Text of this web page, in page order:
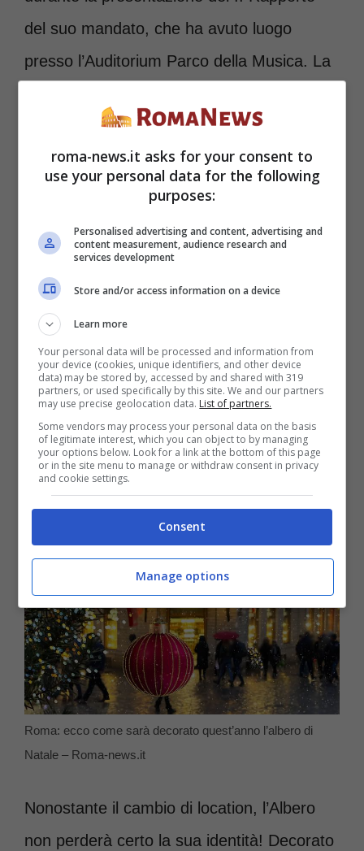
del suo mandato, che ha avuto luogo
presso l’Auditorium Parco della Musica. La
è stata necessaria a causa degli
attuali lavori per la realizzazione della
nuova stazione della metro C.
L’iconicoAlbero di Natale capitolino
troverà dunque la sua nuova dimora a
Piazza del Popolo
opposto rispetto al Pincio. Un’inedita
collocazione, questa, che offrirà ai cittadini
e ai turisti provenienti da tutto il mondo una
prospettiva nuova, ma altrettanto
suggestiva.
Roma: ecco come sarà decorato quest’anno l’albero di
Natale – Roma-news.it
Nonostante il cambio di location, l’Albero
non perderà certo la sua identità! Decorato
roma-news.it asks for your consent to
use your personal data for the following
purposes:
Personalised advertising and content, advertising and
content measurement, audience research and
services development
Store and/or access information on a device
Learn more
Your personal data will be processed and information from
your device (cookies, unique identifiers, and other device
data) may be stored by, accessed by and shared with 319
partners, or used specifically by this site. We and our partners
may use precise geolocation data. List of partners.
Some vendors may process your personal data on the basis
of legitimate interest, which you can object to by managing
your options below. Look for a link at the bottom of this page
or in the site menu to manage or withdraw consent in privacy
and cookie settings.
Consent
Manage options